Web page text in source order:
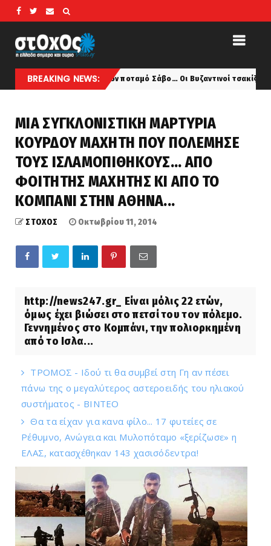
BREAKING NEWS:
Αίμα στον ποταμό Σάβο… Οι Βυζαντινοί τσακίζουν και τους
ΜΙΑ ΣΥΓΚΛΟΝΙΣΤΙΚΗ ΜΑΡΤΥΡΙΑ
ΚΟΥΡΔΟΥ ΜΑΧΗΤΗ ΠΟΥ ΠΟΛΕΜΗΣΕ
ΤΟΥΣ ΙΣΛΑΜΟΠΙΘΗΚΟΥΣ... ΑΠΟ
ΦΟΙΤΗΤΗΣ ΜΑΧΗΤΗΣ ΚΙ ΑΠΟ ΤΟ
ΚΟΜΠΑΝΙ ΣΤΗΝ ΑΘΗΝΑ...
ΣΤΟΧΟΣ Οκτωβρίου 11, 2014
http://news247.gr_ Είναι μόλις 22 ετών,
όμως έχει βιώσει στο πετσί του τον πόλεμο.
Γεννημένος στο Κομπάνι, την πολιορκημένη
από το Ισλα...
ΤΡΟΜΟΣ - Ιδού τι θα συμβεί στη Γη αν πέσει
πάνω της ο μεγαλύτερος αστεροειδής του ηλιακού
συστήματος - ΒΙΝΤΕΟ
Θα τα είχαν για κανα φίλο... 17 φυτείες σε
Ρέθυμνο, Ανώγεια και Μυλοπόταμο «ξερίζωσε» η
ΕΛΑΣ, κατασχέθηκαν 143 χασισόδεντρα!